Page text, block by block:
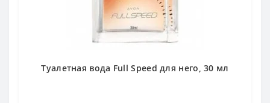
Туалетная вода Full Speed для него, 30 мл